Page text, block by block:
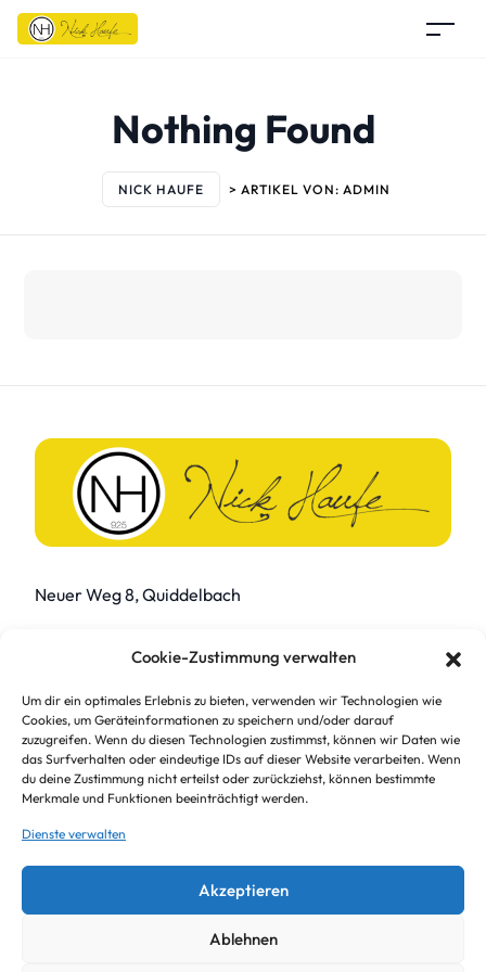
Cookie-Zustimmung verwalten
Um dir ein optimales Erlebnis zu bieten, verwenden wir Technologien wie
Cookies, um Geräteinformationen zu speichern und/oder darauf
zuzugreifen. Wenn du diesen Technologien zustimmst, können wir Daten wie
das Surfverhalten oder eindeutige IDs auf dieser Website verarbeiten. Wenn
du deine Zustimmung nicht erteilst oder zurückziehst, können bestimmte
Merkmale und Funktionen beeinträchtigt werden.
Dienste verwalten
Akzeptieren
Ablehnen
Nothing Found
NICK HAUFE > ARTIKEL VON: ADMIN
Neuer Weg 8, Quiddelbach
Impressum
Datenschutzerklärung
Cookie-Richtlinie (EU)